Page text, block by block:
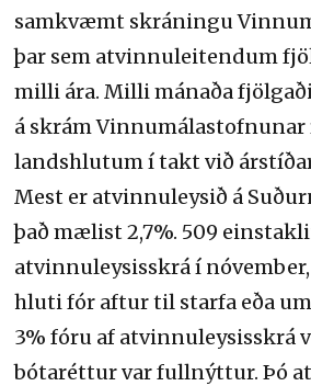
samkvæmt skráningu
þar sem atvinnuleitendum
milli ára. Milli mánaða
á skrám
landshlutum í takt við
Mest er atvinnuleysið á
það mælist 2,7%. 509
atvinnuleysisskrá í
hluti fór aftur til starfa eða
3% fóru af atvinnuleysisskrá
bótaréttur var fullnýttur. Þó